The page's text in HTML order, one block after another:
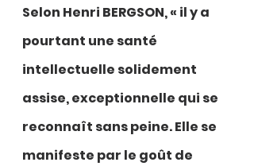
Selon Henri BERGSON, « il y a
pourtant une santé
intellectuelle solidement
assise, exceptionnelle qui se
reconnaît sans peine. Elle se
manifeste par le goût de